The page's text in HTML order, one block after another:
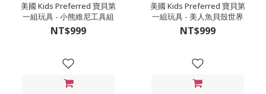
美國 Kids Preferred 寶貝第
一組玩具 - 小熊維尼工具組
NT$999
美國 Kids Preferred 寶貝第
一組玩具 - 美人魚貝殼世界
NT$999